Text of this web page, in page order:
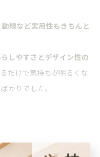
線など実用性もきちんと
しやすさとデザイン性の
だけで気持ちが明るくな
かりでした。